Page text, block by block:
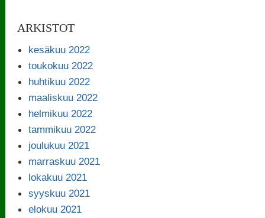
ARKISTOT
kesäkuu 2022
toukokuu 2022
huhtikuu 2022
maaliskuu 2022
helmikuu 2022
tammikuu 2022
joulukuu 2021
marraskuu 2021
lokakuu 2021
syyskuu 2021
elokuu 2021